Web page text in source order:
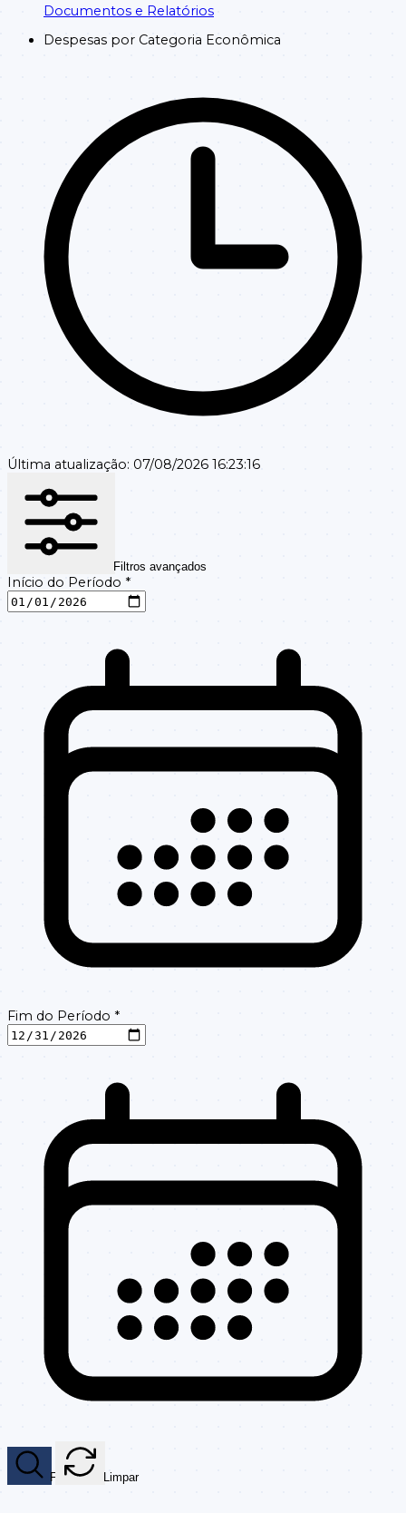
Documentos e Relatórios
Despesas por Categoria Econômica
Última atualização: 07/08/2026 16:23:16
Filtros avançados
Início do Período *
Fim do Período *
Filtrar Limpar